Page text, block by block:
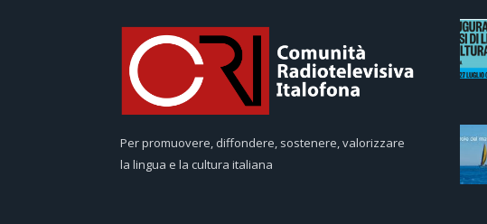
Per promuovere, diffondere, sostenere, valorizzare
la lingua e la cultura italiana